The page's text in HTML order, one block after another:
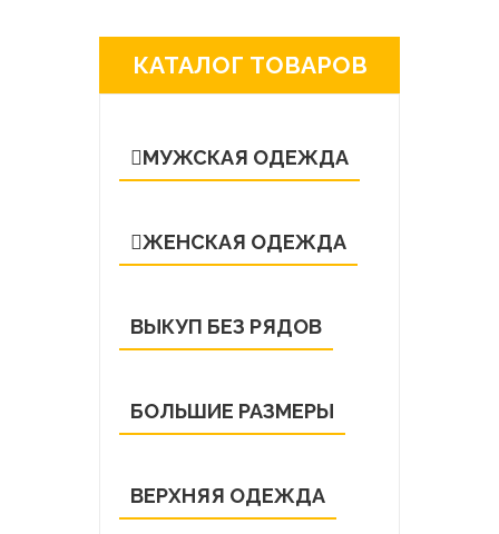
КАТАЛОГ ТОВАРОВ
МУЖСКАЯ ОДЕЖДА
ЖЕНСКАЯ ОДЕЖДА
ВЫКУП БЕЗ РЯДОВ
БОЛЬШИЕ РАЗМЕРЫ
ВЕРХНЯЯ ОДЕЖДА